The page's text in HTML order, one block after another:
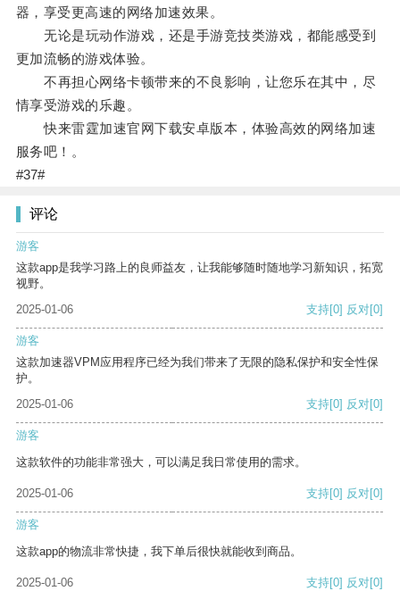
器，享受更高速的网络加速效果。
无论是玩动作游戏，还是手游竞技类游戏，都能感受到
更加流畅的游戏体验。
不再担心网络卡顿带来的不良影响，让您乐在其中，尽
情享受游戏的乐趣。
快来雷霆加速官网下载安卓版本，体验高效的网络加速
服务吧！。
#37#
评论
游客
这款app是我学习路上的良师益友，让我能够随时随地学习新知识，拓宽
视野。
2025-01-06
支持[0] 反对[0]
游客
这款加速器VPM应用程序已经为我们带来了无限的隐私保护和安全性保
护。
2025-01-06
支持[0] 反对[0]
游客
这款软件的功能非常强大，可以满足我日常使用的需求。
2025-01-06 支持[0] 反对[0]
游客
这款app的物流非常快捷，我下单后很快就能收到商品。
2025-01-06 支持[0] 反对[0]